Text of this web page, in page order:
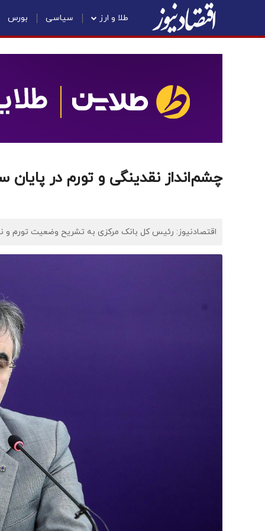
طلا و ارز سیاسی بورس
چشم‌انداز نقدینگی و تورم در پایان سال ۱۴۰۴ از زبان
اقتصادنیوز: رئیس کل بانک مرکزی به تشریح وضعیت تورم و